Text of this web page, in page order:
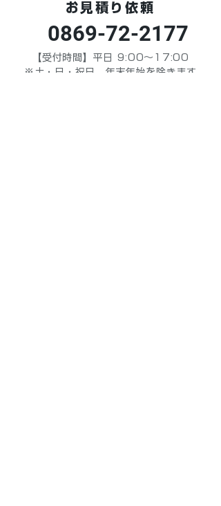
お見積り依頼
0869-72-2177
【受付時間】平日 9:00～17:00
※土・日・祝日、年末年始を除きます